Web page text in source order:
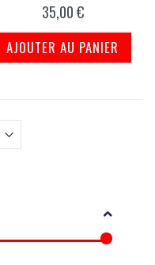
35,00 €
AJOUTER AU PANIER